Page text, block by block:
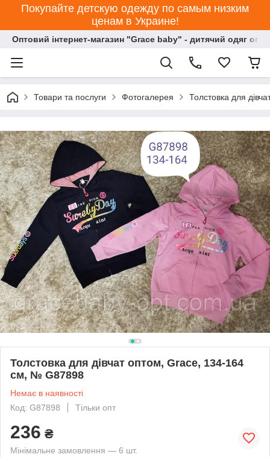
Покупайте детскую одежду по самым низким
ценам в Украине!
Оптовий інтернет-магазин "Grace baby" - дитячий одяг
Товари та послуги Фотогалерея Толстовка для
Толстовка для дівчат оптом, Grace, 134-164
см, № G87898
Немає в наявності
Код: G87898
Тільки опт
236 ₴
Мінімальне замовлення — 6 шт.